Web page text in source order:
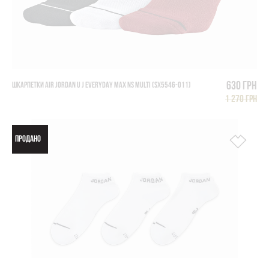
ШКАРПЕТКИ AIR JORDAN U J EVERYDAY MAX NS MULTI (SX5546-011) 630 грн
1 270 грн
ПРОДАНО